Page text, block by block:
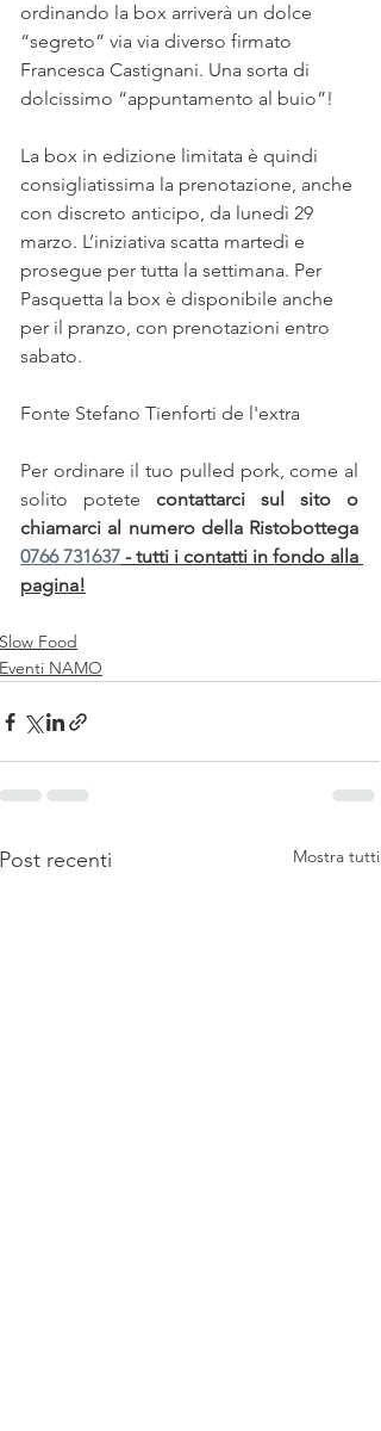
ordinando la box arriverà un dolce
“segreto” via via diverso firmato
Francesca Castignani. Una sorta di
dolcissimo “appuntamento al buio”!
La box in edizione limitata è quindi
consigliatissima la prenotazione, anche
con discreto anticipo, da lunedì 29
marzo. L’iniziativa scatta martedì e
prosegue per tutta la settimana. Per
Pasquetta la box è disponibile anche
per il pranzo, con prenotazioni entro
sabato.
Fonte Stefano Tienforti de l'extra
Per ordinare il tuo pulled pork, come al
solito potete contattarci sul sito o
0766 731637 - tutti i contatti in fondo alla
pagina!
Slow Food
Eventi NAMO
Post recenti Mostra tutti